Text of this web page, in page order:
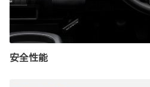
安全性能